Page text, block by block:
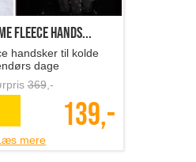
fleece hands...
handsker til kolde
dage
369,-
139,-
mere